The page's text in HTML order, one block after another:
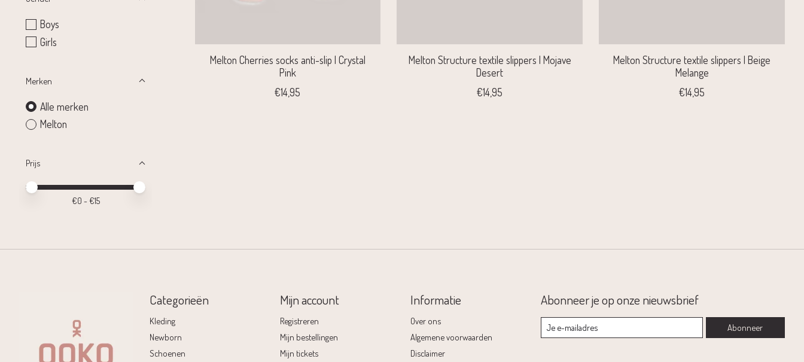
Boys
Girls
Merken
Alle merken
Melton
Prijs
Minimale prijswaarde
Price maximum value
€0 - €15
Melton Cherries socks anti-slip | Crystal
Pink
€14,95
Melton Structure textile slippers | Mojave
Desert
€14,95
Melton Structure textile slippers | Beige
Melange
€14,95
Categorieën
Kleding
Newborn
Schoenen
Mijn account
Registreren
Mijn bestellingen
Mijn tickets
Informatie
Over ons
Algemene voorwaarden
Disclaimer
Abonneer je op onze nieuwsbrief
Abonneer